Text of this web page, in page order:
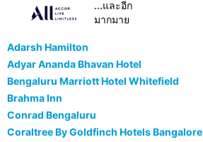
...และอีก
มากมาย
Adarsh Hamilton
Adyar Ananda Bhavan Hotel
Bengaluru Marriott Hotel Whitefield
Brahma Inn
Conrad Bengaluru
Coraltree By Goldfinch Hotels Bangalore